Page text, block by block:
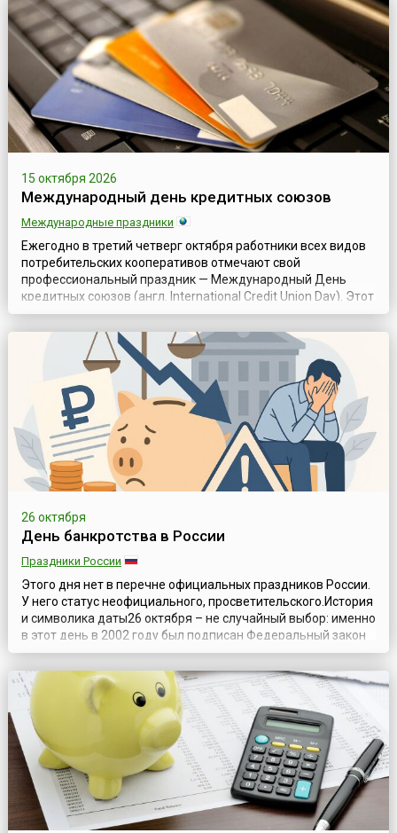
отношение к деньгам, которые должны все время
работать, являясь жизненной силой любой э...
15 октября 2026
Международный день кредитных союзов
Международные праздники
Ежегодно в третий четверг октября работники всех видов
потребительских кооперативов отмечают свой
профессиональный праздник — Международный День
кредитных союзов (англ. International Credit Union Day). Этот
всемирный праздник отмечается с 1948 года и с тех самых
пор является поводом для проведения многочисленных
мероприятий: дней открытых дверей кредитных союзов и
филиалов, благотворительных а...
26 октября
День банкротства в России
Праздники России
Этого дня нет в перечне официальных праздников России.
У него статус неофициального, просветительского.История
и символика даты26 октября – не случайный выбор: именно
в этот день в 2002 году был подписан Федеральный закон
№ 127-ФЗ «О несостоятельности (банкротстве)». До
принятия этого закона регулирование банкротства в
стране было разрозненным и менее системным. С тех пор
закон неоднокра...